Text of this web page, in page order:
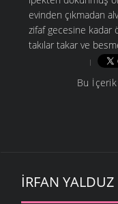
evinden çıkmadan
zifaf gecesine kadar
takılar takar ve
Bu İçerik
İRFAN YALDUZ